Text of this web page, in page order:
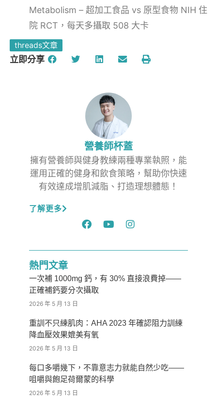
Metabolism – 超加工食品 vs 原型食物 NIH 住
院 RCT，每天多攝取 508 大卡
threads文章
立即分享
營養師杯蓋
擁有營養師與健身教練兩種專業執照，能
運用正確的健身和飲食策略，幫助你快速
有效達成增肌減脂、打造理想體態！
了解更多
熱門文章
一次補 1000mg 鈣，有 30% 直接浪費掉——
正確補鈣要分次攝取
2026 年 5 月 13 日
重訓不只練肌肉：AHA 2023 年確認阻力訓練
降血壓效果媲美有氧
2026 年 5 月 13 日
每口多嚼幾下，不靠意志力就能自然少吃——
咀嚼與飽足荷爾蒙的科學
2026 年 5 月 13 日